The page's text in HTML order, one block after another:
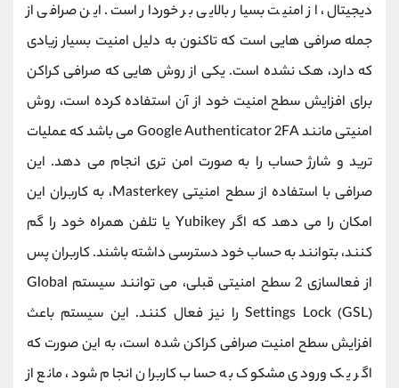
دیجیتال، از امنیت بسیار بالایی بر خوردار است. این صرافی از
جمله صرافی هایی است که تاکنون به دلیل امنیت بسیار زیادی
که دارد، هک نشده است. یکی از روش هایی که صرافی کراکن
برای افزایش سطح امنیت خود از آن استفاده کرده است، روش
امنیتی مانند Google Authenticator 2FA می باشد که عملیات
ترید و شارژ حساب را به صورت امن تری انجام می دهد. این
صرافی با استفاده از سطح امنیتی Masterkey، به کاربران این
امکان را می دهد که اگر Yubikey یا تلفن همراه خود را گم
کنند، بتوانند به‌ حساب خود دسترسی داشته باشند. کاربران پس
از فعالسازی 2 سطح امنیتی قبلی، می توانند سیستم Global
Settings Lock (GSL) را نیز فعال کنند. این سیستم باعث
افزایش سطح امنیت صرافی کراکن شده است، به این صورت که
اگر یک ورودی مشکوک به حساب کاربران انجام شود، مانع از